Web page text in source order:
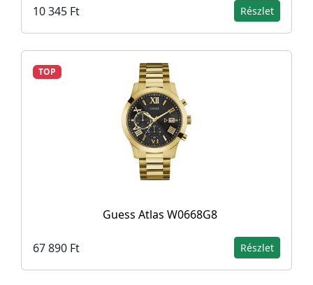
10 345 Ft Részlet
TOP
Guess Atlas W0668G8
67 890 Ft Részlet